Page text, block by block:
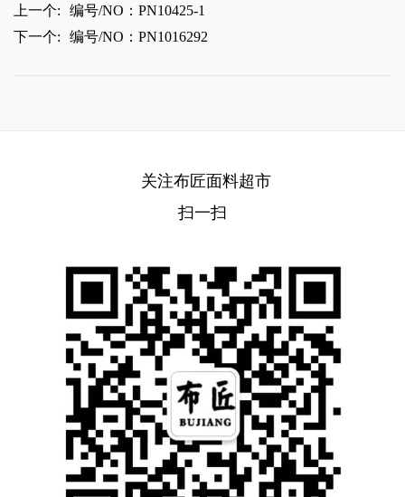
上一个:
编号/NO：PN10425-1
下一个:
编号/NO：PN1016292
关注布匠面料超市
扫一扫